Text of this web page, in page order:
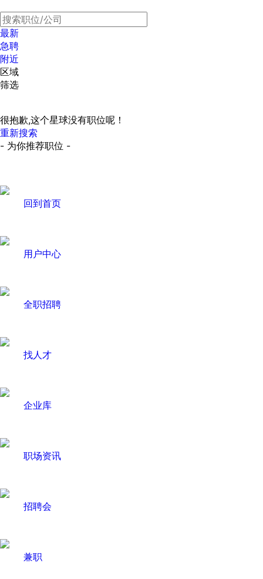
最新
急聘
附近
区域
筛选
很抱歉,这个星球没有职位呢！
重新搜索
- 为你推荐职位 -
回到首页
用户中心
全职招聘
找人才
企业库
职场资讯
招聘会
兼职